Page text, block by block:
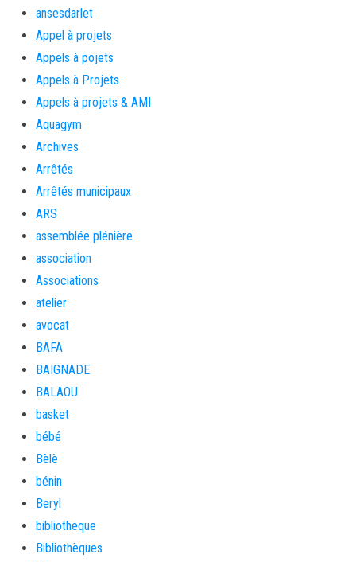
ansesdarlet
Appel à projets
Appels à pojets
Appels à Projets
Appels à projets & AMI
Aquagym
Archives
Arrêtés
Arrêtés municipaux
ARS
assemblée plénière
association
Associations
atelier
avocat
BAFA
BAIGNADE
BALAOU
basket
bébé
Bèlè
bénin
Beryl
bibliotheque
Bibliothèques